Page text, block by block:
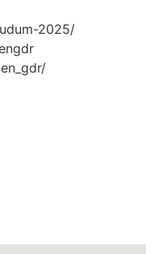
2025/